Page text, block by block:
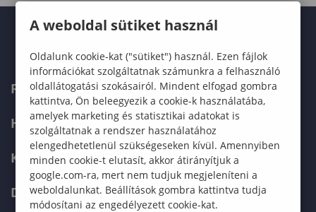
FELVÉTELIZŐKNEK
HALLGATÓKNAK
KÉPZÉSEK
DOKTORI ISKOLA
A weboldal sütiket használ
Oldalunk cookie-kat ("sütiket") használ. Ezen fájlok
információkat szolgáltatnak számunkra a felhasználó
oldallátogatási szokásairól. Mindent elfogad gombra
kattintva, Ön beleegyezik a cookie-k használatába,
amelyek marketing és statisztikai adatokat is
szolgáltatnak a rendszer használatához
elengedhetetlenül szükségeseken kívül. Amennyiben
minden cookie-t elutasít, akkor átirányítjuk a
google.com-ra, mert nem tudjuk megjeleníteni a
weboldalunkat. Beállítások gombra kattintva tudja
módosítani az engedélyezett cookie-kat.